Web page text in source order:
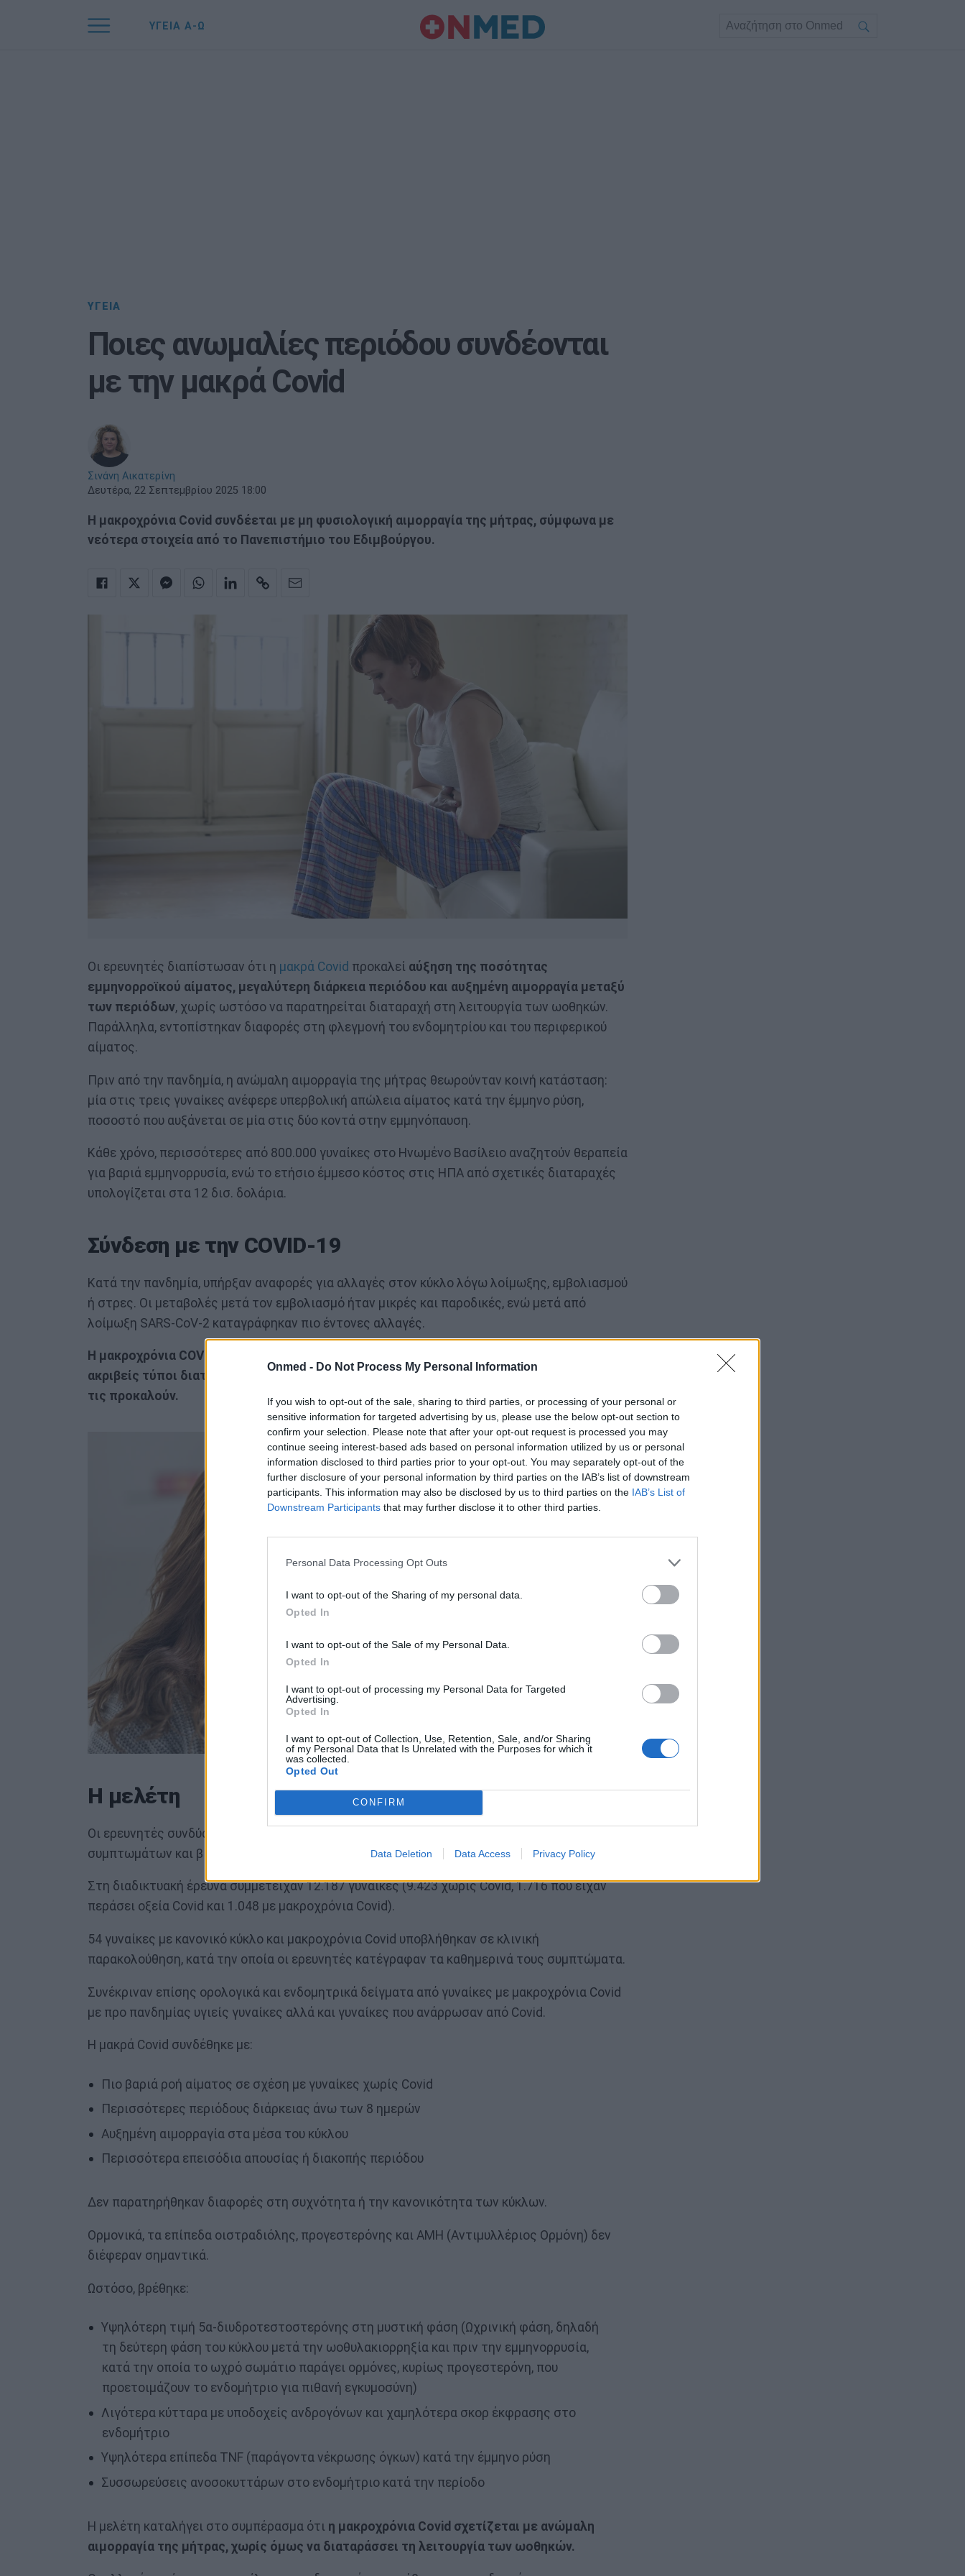
Onmed - Do Not Process My Personal Information
If you wish to opt-out of the sale, sharing to third parties, or processing of your personal or
sensitive information for targeted advertising by us, please use the below opt-out section to
confirm your selection. Please note that after your opt-out request is processed you may
continue seeing interest-based ads based on personal information utilized by us or personal
information disclosed to third parties prior to your opt-out. You may separately opt-out of the
further disclosure of your personal information by third parties on the IAB’s list of downstream
participants. This information may also be disclosed by us to third parties on the IAB’s List of
Downstream Participants that may further disclose it to other third parties.
Personal Data Processing Opt Outs
I want to opt-out of the Sharing of my personal data.
Opted In
I want to opt-out of the Sale of my Personal Data.
Opted In
I want to opt-out of processing my Personal Data for Targeted
Advertising.
Opted In
I want to opt-out of Collection, Use, Retention, Sale, and/or Sharing
of my Personal Data that Is Unrelated with the Purposes for which it
was collected.
Opted Out
CONFIRM
Data Deletion Data Access Privacy Policy
ΥΓΕΙΑ Α-Ω
ΥΓΕΙΑ
Ποιες ανωμαλίες περιόδου συνδέονται
με την μακρά Covid
Σινάνη Αικατερίνη
Δευτέρα, 22 Σεπτεμβρίου 2025 18:00
Η μακροχρόνια Covid συνδέεται με μη φυσιολογική αιμορραγία της μήτρας, σύμφωνα με
νεότερα στοιχεία από το Πανεπιστήμιο του Εδιμβούργου.
Οι ερευνητές διαπίστωσαν ότι η μακρά Covid προκαλεί αύξηση της ποσότητας
εμμηνορροϊκού αίματος, μεγαλύτερη διάρκεια περιόδου και αυξημένη αιμορραγία μεταξύ
των περιόδων, χωρίς ωστόσο να παρατηρείται διαταραχή στη λειτουργία των ωοθηκών.
Παράλληλα, εντοπίστηκαν διαφορές στη φλεγμονή του ενδομητρίου και του περιφερικού
αίματος.
Πριν από την πανδημία, η ανώμαλη αιμορραγία της μήτρας θεωρούνταν κοινή κατάσταση:
μία στις τρεις γυναίκες ανέφερε υπερβολική απώλεια αίματος κατά την έμμηνο ρύση,
ποσοστό που αυξάνεται σε μία στις δύο κοντά στην εμμηνόπαυση.
Κάθε χρόνο, περισσότερες από 800.000 γυναίκες στο Ηνωμένο Βασίλειο αναζητούν θεραπεία
για βαριά εμμηνορρυσία, ενώ το ετήσιο έμμεσο κόστος στις ΗΠΑ από σχετικές διαταραχές
υπολογίζεται στα 12 δισ. δολάρια.
Σύνδεση με την COVID-19
Κατά την πανδημία, υπήρξαν αναφορές για αλλαγές στον κύκλο λόγω λοίμωξης, εμβολιασμού
ή στρες. Οι μεταβολές μετά τον εμβολιασμό ήταν μικρές και παροδικές, ενώ μετά από
λοίμωξη SARS-CoV-2 καταγράφηκαν πιο έντονες αλλαγές.
Η μακροχρόνια COVID έχει επηρεάσει περισσότερες γυναίκες από άνδρες, αλλά οι
ακριβείς τύποι διαταραχών του κύκλου παραμένουν ασαφείς, όπως και οι μηχανισμοί που
τις προκαλούν.
Η μελέτη
Οι ερευνητές συνδύασαν στοιχεία από διαδικτυακή έρευνα, κλινική παρακολούθηση
συμπτωμάτων και βιολογικά δείγματα αίματος και ενδομητρίου.
Στη διαδικτυακή έρευνα συμμετείχαν 12.187 γυναίκες (9.423 χωρίς Covid, 1.716 που είχαν
περάσει οξεία Covid και 1.048 με μακροχρόνια Covid).
54 γυναίκες με κανονικό κύκλο και μακροχρόνια Covid υποβλήθηκαν σε κλινική
παρακολούθηση, κατά την οποία οι ερευνητές κατέγραφαν τα καθημερινά τους συμπτώματα.
Συνέκριναν επίσης ορολογικά και ενδομητρικά δείγματα από γυναίκες με μακροχρόνια Covid
με προ πανδημίας υγιείς γυναίκες αλλά και γυναίκες που ανάρρωσαν από Covid.
Η μακρά Covid συνδέθηκε με:
Πιο βαριά ροή αίματος σε σχέση με γυναίκες χωρίς Covid
Περισσότερες περιόδους διάρκειας άνω των 8 ημερών
Αυξημένη αιμορραγία στα μέσα του κύκλου
Περισσότερα επεισόδια απουσίας ή διακοπής περιόδου
Δεν παρατηρήθηκαν διαφορές στη συχνότητα ή την κανονικότητα των κύκλων.
Ορμονικά, τα επίπεδα οιστραδιόλης, προγεστερόνης και AMH (Αντιμυλλέριος Ορμόνη) δεν
διέφεραν σημαντικά.
Ωστόσο, βρέθηκε:
Υψηλότερη τιμή 5α-διυδροτεστοστερόνης στη μυστική φάση (Ωχρινική φάση, δηλαδή
τη δεύτερη φάση του κύκλου μετά την ωοθυλακιορρηξία και πριν την εμμηνορρυσία,
κατά την οποία το ωχρό σωμάτιο παράγει ορμόνες, κυρίως προγεστερόνη, που
προετοιμάζουν το ενδομήτριο για πιθανή εγκυμοσύνη)
Λιγότερα κύτταρα με υποδοχείς ανδρογόνων και χαμηλότερα σκορ έκφρασης στο
ενδομήτριο
Υψηλότερα επίπεδα TNF (παράγοντα νέκρωσης όγκων) κατά την έμμηνο ρύση
Συσσωρεύσεις ανοσοκυττάρων στο ενδομήτριο κατά την περίοδο
Η μελέτη καταλήγει στο συμπέρασμα ότι η μακροχρόνια Covid σχετίζεται με ανώμαλη
αιμορραγία της μήτρας, χωρίς όμως να διαταράσσει τη λειτουργία των ωοθηκών.